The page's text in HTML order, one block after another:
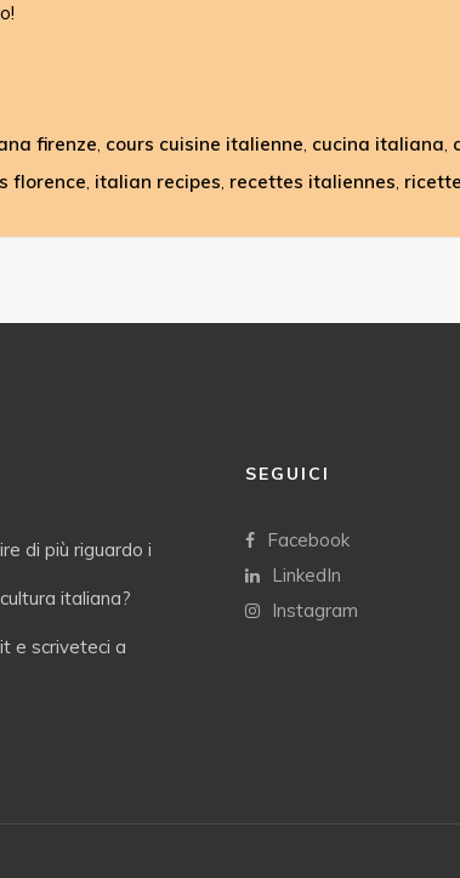
firenze, cours cuisine italienne, cucina italiana,
florence, italian recipes, recettes italiennes,
di più riguardo i
italiana?
e scriveteci a
SEGUICI
Facebook
LinkedIn
Instagram